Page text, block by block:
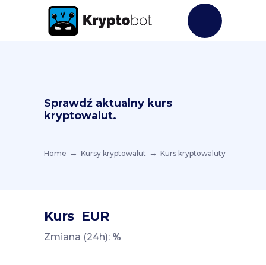
Sprawdź aktualny kurs
kryptowalut.
Home Kursy kryptowalut Kurs kryptowaluty
Kurs EUR
Zmiana (24h): %